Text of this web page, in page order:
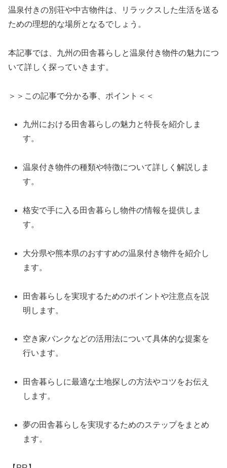
温泉付きの別荘や中古物件は、リラックスした生活を送る
ための理想的な場所となるでしょう。
本記事では、九州の田舎暮らしと温泉付き物件の魅力につ
いて詳しく探っていきます。
＞＞この記事で分かる事、ポイント＜＜
九州における田舎暮らしの魅力と特長を紹介しま
す。
温泉付き物件の種類や特徴について詳しく解説しま
す。
格安で手に入る田舎暮らし物件の情報を提供しま
す。
大分県や熊本県のおすすめの温泉付き物件を紹介し
ます。
田舎暮らしを実現するためのポイントや注意点を説
明します。
空き家バンクなどの活用法について具体的な提案を
行います。
田舎暮らしに最適な土地探しの方法やコツをお伝え
します。
夢の田舎暮らしを実現するためのステップをまとめ
ます。